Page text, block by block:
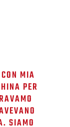
MIA
PER
SIAMO